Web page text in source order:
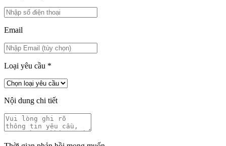
Email
Loại yêu cầu *
Nội dung chi tiết